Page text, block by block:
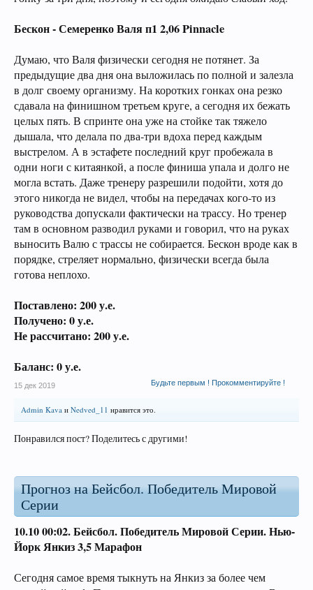
Бескон - Семеренко Валя п1 2,06 Pinnacle
Думаю, что Валя физически сегодня не потянет. За
предыдущие два дня она выложилась по полной и залезла
в долг своему организму. На коротких гонках она резко
сдавала на финишном третьем круге, а сегодня их бежать
целых пять. В спринте она уже на стойке так тяжело
дышала, что делала по два-три вдоха перед каждым
выстрелом. А в эстафете последний круг пробежала в
одни ноги с китаянкой, а после финиша упала и долго не
могла встать. Даже тренеру разрешили подойти, хотя до
этого никогда не видел, чтобы на передачах кого-то из
руководства допускали фактически на трассу. Но тренер
там в основном разводил руками и говорил, что на руках
выносить Валю с трассы не собирается. Бескон вроде как в
порядке, стреляет нормально, физически всегда была
готова неплохо.
Поставлено: 200 у.е.
Получено: 0 у.е.
Не рассчитано: 200 у.е.
Баланс: 0 у.е.
Будьте первым ! Прокомментируйте !
15 дек 2019
Admin Kava и Nedved_11 нравится это.
Понравился пост? Поделитесь с другими!
Прогноз на Бейсбол. Победитель Мировой
Серии
10.10 00:02.Бейсбол. Победитель Мировой Серии.Нью-
Йорк Янкиз3,5 Марафон
Сегодня самое время тыкнуть на Янкиз за более чем